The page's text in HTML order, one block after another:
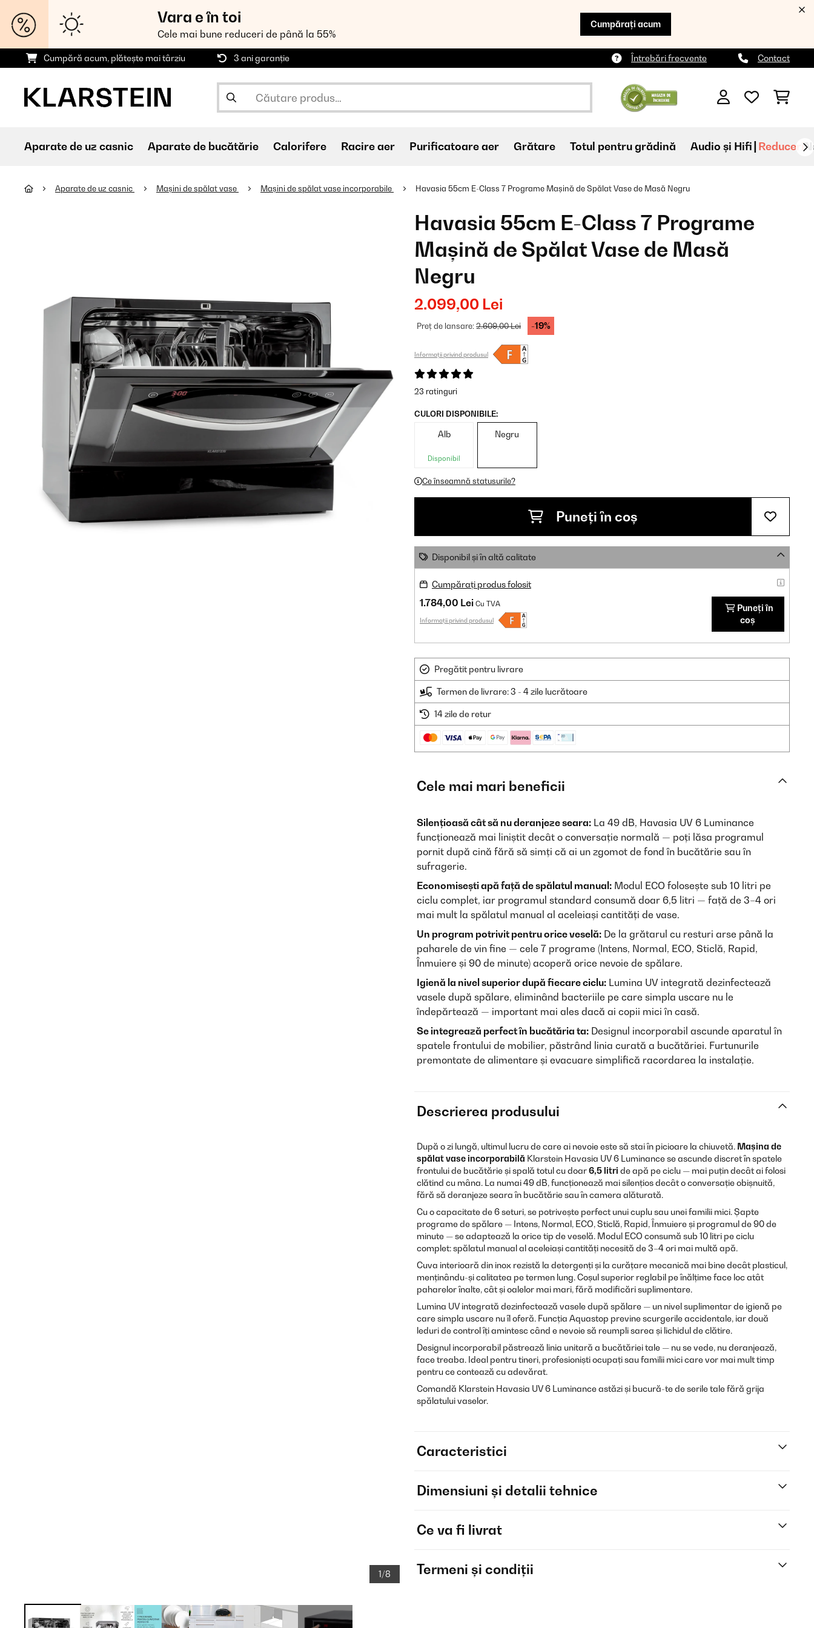
Vara e în toi
Cele mai bune reduceri de până la 55%
Cumpărați acum
Cumpără acum, plătește mai târziu 3 ani garanție Întrebări frecvente Contact
Aparate de uz casnic Aparate de bucătărie Calorifere Racire aer Purificatoare aer Grătare Totul pentru grădină Audio și Hifi Reduceri
Aparate de uz casnic Mașini de spălat vase Mașini de spălat vase incorporabile Havasia 55cm E-Class 7 Programe Mașină de Spălat Vase de Masă Negru
1/8
Havasia 55cm E-Class 7 Programe
Mașină de Spălat Vase de Masă
Negru
2.099,00 Lei
Preț de lansare:2.609,00 Lei -19%
Informații privind produsul
23 ratinguri
CULORI DISPONIBILE:
Alb
Disponibil
Negru
Ce înseamnă statusurile?
Puneți în coș
Disponibil și în altă calitate
Cumpărați produs folosit
1.784,00 Lei Cu TVA
Informații privind produsul
Puneți în
coș
Pregătit pentru livrare
Termen de livrare: 3 - 4 zile lucrătoare
14 zile de retur
Cele mai mari beneficii
Silențioasă cât să nu deranjeze seara: La 49 dB, Havasia UV 6 Luminance
funcționează mai liniștit decât o conversație normală — poți lăsa programul
pornit după cină fără să simți că ai un zgomot de fond în bucătărie sau în
sufragerie.
Economisești apă față de spălatul manual: Modul ECO folosește sub 10 litri pe
ciclu complet, iar programul standard consumă doar 6,5 litri — față de 3–4 ori
mai mult la spălatul manual al aceleiași cantități de vase.
Un program potrivit pentru orice veselă: De la grătarul cu resturi arse până la
paharele de vin fine — cele 7 programe (Intens, Normal, ECO, Sticlă, Rapid,
Înmuiere și 90 de minute) acoperă orice nevoie de spălare.
Igienă la nivel superior după fiecare ciclu: Lumina UV integrată dezinfectează
vasele după spălare, eliminând bacteriile pe care simpla uscare nu le
îndepărtează — important mai ales dacă ai copii mici în casă.
Se integrează perfect în bucătăria ta: Designul incorporabil ascunde aparatul în
spatele frontului de mobilier, păstrând linia curată a bucătăriei. Furtunurile
premontate de alimentare și evacuare simplifică racordarea la instalație.
Descrierea produsului
După o zi lungă, ultimul lucru de care ai nevoie este să stai în picioare la chiuvetă. Mașina de
spălat vase incorporabilă Klarstein Havasia UV 6 Luminance se ascunde discret în spatele
frontului de bucătărie și spală totul cu doar6,5 litri de apă pe ciclu — mai puțin decât ai folosi
clătind cu mâna. La numai 49 dB, funcționează mai silențios decât o conversație obișnuită,
fără să deranjeze seara în bucătărie sau în camera alăturată.
Cu o capacitate de 6 seturi, se potrivește perfect unui cuplu sau unei familii mici. Șapte
programe de spălare — Intens, Normal, ECO, Sticlă, Rapid, Înmuiere și programul de 90 de
minute — se adaptează la orice tip de veselă. Modul ECO consumă sub 10 litri pe ciclu
complet: spălatul manual al aceleiași cantități necesită de 3–4 ori mai multă apă.
Cuva interioară din inox rezistă la detergenți și la curățare mecanică mai bine decât plasticul,
menținându-și calitatea pe termen lung. Coșul superior reglabil pe înălțime face loc atât
paharelor înalte, cât și oalelor mai mari, fără modificări suplimentare.
Lumina UV integrată dezinfectează vasele după spălare — un nivel suplimentar de igienă pe
care simpla uscare nu îl oferă. Funcția Aquastop previne scurgerile accidentale, iar două
leduri de control îți amintesc când e nevoie să reumpli sarea și lichidul de clătire.
Designul incorporabil păstrează linia unitară a bucătăriei tale — nu se vede, nu deranjează,
face treaba. Ideal pentru tineri, profesioniști ocupați sau familii mici care vor mai mult timp
pentru ce contează cu adevărat.
Comandă Klarstein Havasia UV 6 Luminance astăzi și bucură-te de serile tale fără grija
spălatului vaselor.
Caracteristici
Dimensiuni și detalii tehnice
Ce va fi livrat
Termeni și condiții